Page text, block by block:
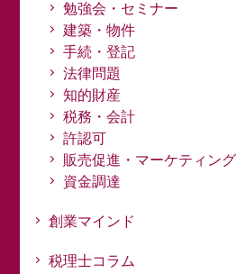
勉強会・セミナー
建築・物件
手続・登記
法律問題
知的財産
税務・会計
許認可
販売促進・マーケティング
資金調達
創業マインド
税理士コラム